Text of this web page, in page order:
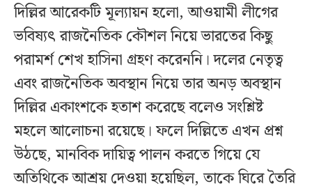
দিল্লির আরেকটি মূল্যায়ন হলো, আওয়ামী লীগের
ভবিষ্যৎ রাজনৈতিক কৌশল নিয়ে ভারতের কিছু
পরামর্শ শেখ হাসিনা গ্রহণ করেননি। দলের নেতৃত্ব
এবং রাজনৈতিক অবস্থান নিয়ে তার অনড় অবস্থান
দিল্লির একাংশকে হতাশ করেছে বলেও সংশ্লিষ্ট
মহলে আলোচনা রয়েছে। ফলে দিল্লিতে এখন প্রশ্ন
উঠছে, মানবিক দায়িত্ব পালন করতে গিয়ে যে
অতিথিকে আশ্রয় দেওয়া হয়েছিল, তাকে ঘিরে তৈরি